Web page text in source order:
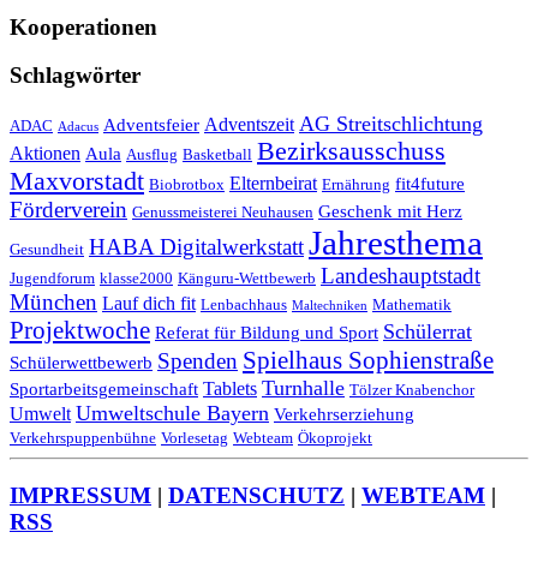
Kooperationen
Schlagwörter
ADAC Adacus Adventsfeier Adventszeit AG Streitschlichtung
Aktionen Aula Ausflug Basketball Bezirksausschuss
Maxvorstadt Biobrotbox Elternbeirat Ernährung fit4future
Förderverein Genussmeisterei Neuhausen Geschenk mit Herz
Gesundheit HABA DigitalwerkstattJahresthema
Jugendforum klasse2000 Känguru-Wettbewerb Landeshauptstadt
München Lauf dich fit Lenbachhaus Maltechniken Mathematik
Projektwoche Referat für Bildung und Sport Schülerrat
Schülerwettbewerb Spenden Spielhaus Sophienstraße
Sportarbeitsgemeinschaft Tablets Turnhalle Tölzer Knabenchor
Umwelt Umweltschule Bayern Verkehrserziehung
Verkehrspuppenbühne Vorlesetag Webteam Ökoprojekt
IMPRESSUM | DATENSCHUTZ | WEBTEAM |
RSS